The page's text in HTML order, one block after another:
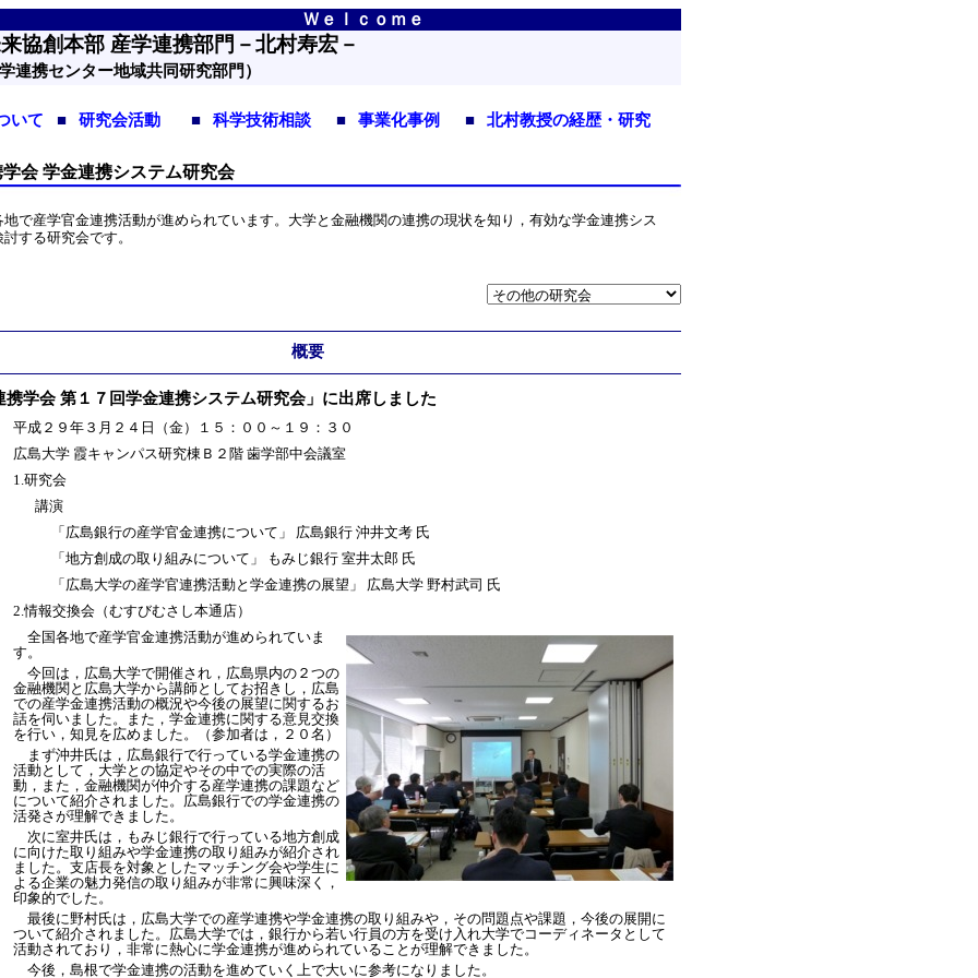
Ｗｅｌｃｏｍｅ
協創本部 産学連携部門－北村寿宏－
携センター地域共同研究部門）
いて ■ 研究会活動 ■ 科学技術相談 ■ 事業化事例 ■ 北村教授の経歴・研究
会 学金連携システム研究会
で産学官金連携活動が進められています。大学と金融機関の連携の現状を知り，有効な学金連携シス
する研究会です。
概要
学会 第１７回学金連携システム研究会」に出席しました
平成２９年３月２４日（金）１５：００～１９：３０
広島大学 霞キャンパス研究棟Ｂ２階 歯学部中会議室
1.研究会
講演
「広島銀行の産学官金連携について」 広島銀行 沖井文考 氏
「地方創成の取り組みについて」 もみじ銀行 室井太郎 氏
「広島大学の産学官連携活動と学金連携の展望」 広島大学 野村武司 氏
2.情報交換会（むすびむさし本通店）
全国各地で産学官金連携活動が進められていま
す。
今回は，広島大学で開催され，広島県内の２つの
金融機関と広島大学から講師としてお招きし，広島
での産学金連携活動の概況や今後の展望に関するお
話を伺いました。また，学金連携に関する意見交換
を行い，知見を広めました。（参加者は，２０名）
まず沖井氏は，広島銀行で行っている学金連携の
活動として，大学との協定やその中での実際の活
動，また，金融機関が仲介する産学連携の課題など
について紹介されました。広島銀行での学金連携の
活発さが理解できました。
次に室井氏は，もみじ銀行で行っている地方創成
に向けた取り組みや学金連携の取り組みが紹介され
ました。支店長を対象としたマッチング会や学生に
よる企業の魅力発信の取り組みが非常に興味深く，
印象的でした。
最後に野村氏は，広島大学での産学連携や学金連携の取り組みや，その問題点や課題，今後の展開に
ついて紹介されました。広島大学では，銀行から若い行員の方を受け入れ大学でコーディネータとして
活動されており，非常に熱心に学金連携が進められていることが理解できました。
今後，島根で学金連携の活動を進めていく上で大いに参考になりました。